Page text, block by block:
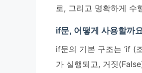
로, 그리고 명확하게 수
if문, 어떻게 사용할까
if문의 기본 구조는 ‘if (
가 실행되고, 거짓